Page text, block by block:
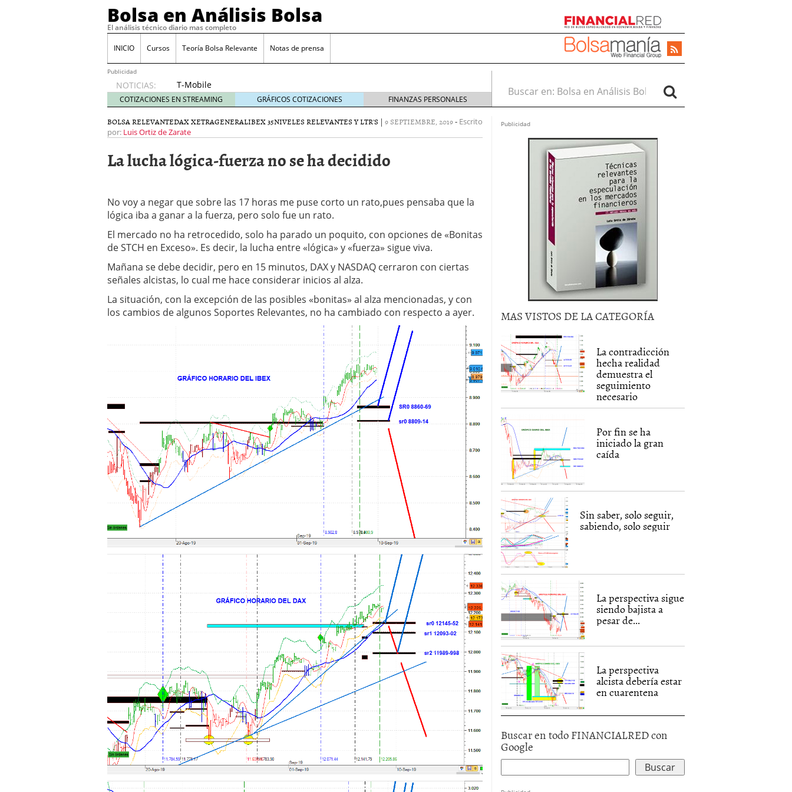
Bolsa en Análisis Bolsa
El análisis técnico diario mas completo
INICIO Cursos Teoría Bolsa Relevante Notas de prensa
Publicidad
NOTICIAS:
T-Mobile
acuerda
pagar
315
millones
dólares
por
30/09/2024
Acciones de Nvidia suben impulsadas por la inteligencia artificial
Cuidado con estos tres sesgos si estás empezando a invertir 20/09/2024
El BCE recorta los tipos de interés clave en septiembre para reducir la
volatilidad
¿Es buen momento para volver al oro en lo que queda de 2024? 02/09/2024
COTIZACIONES EN STREAMING GRÁFICOS COTIZACIONES FINANZAS PERSONALES
Buscar en:
BOLSA RELEVANTEDAX XETRAGENERALIBEX 35NIVELES RELEVANTES Y LTR'S | 9 SEPTIEMBRE, 2019- Escrito
por: Luis Ortiz de Zarate
La lucha lógica-fuerza no se ha decidido
No voy a negar que sobre las 17 horas me puse corto un rato,pues pensaba que la
lógica iba a ganar a la fuerza, pero solo fue un rato.
El mercado no ha retrocedido, solo ha parado un poquito, con opciones de «Bonitas
de STCH en Exceso». Es decir, la lucha entre «lógica» y «fuerza» sigue viva.
Mañana se debe decidir, pero en 15 minutos, DAX y NASDAQ cerraron con ciertas
señales alcistas, lo cual me hace considerar inicios al alza.
La situación, con la excepción de las posibles «bonitas» al alza mencionadas, y con
los cambios de algunos Soportes Relevantes, no ha cambiado con respecto a ayer.
Publicidad
MAS VISTOS DE LA CATEGORÍA
La contradicción
hecha realidad
demuestra el
seguimiento
necesario
Por fin se ha
iniciado la gran
caída
Sin saber, solo seguir,
sabiendo, solo seguir
La perspectiva sigue
siendo bajista a
pesar de...
La perspectiva
alcista debería estar
en cuarentena
Buscar en todo FINANCIALRED con
Google